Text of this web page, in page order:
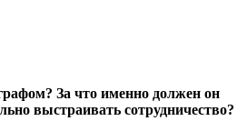
За что именно должен он
выстраивать сотрудничество?